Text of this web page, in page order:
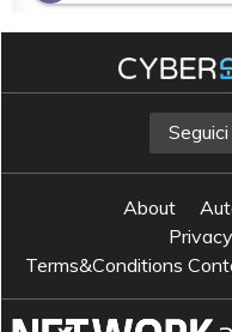
D Digital Twin of an
Seguici
About
Terms&Conditions